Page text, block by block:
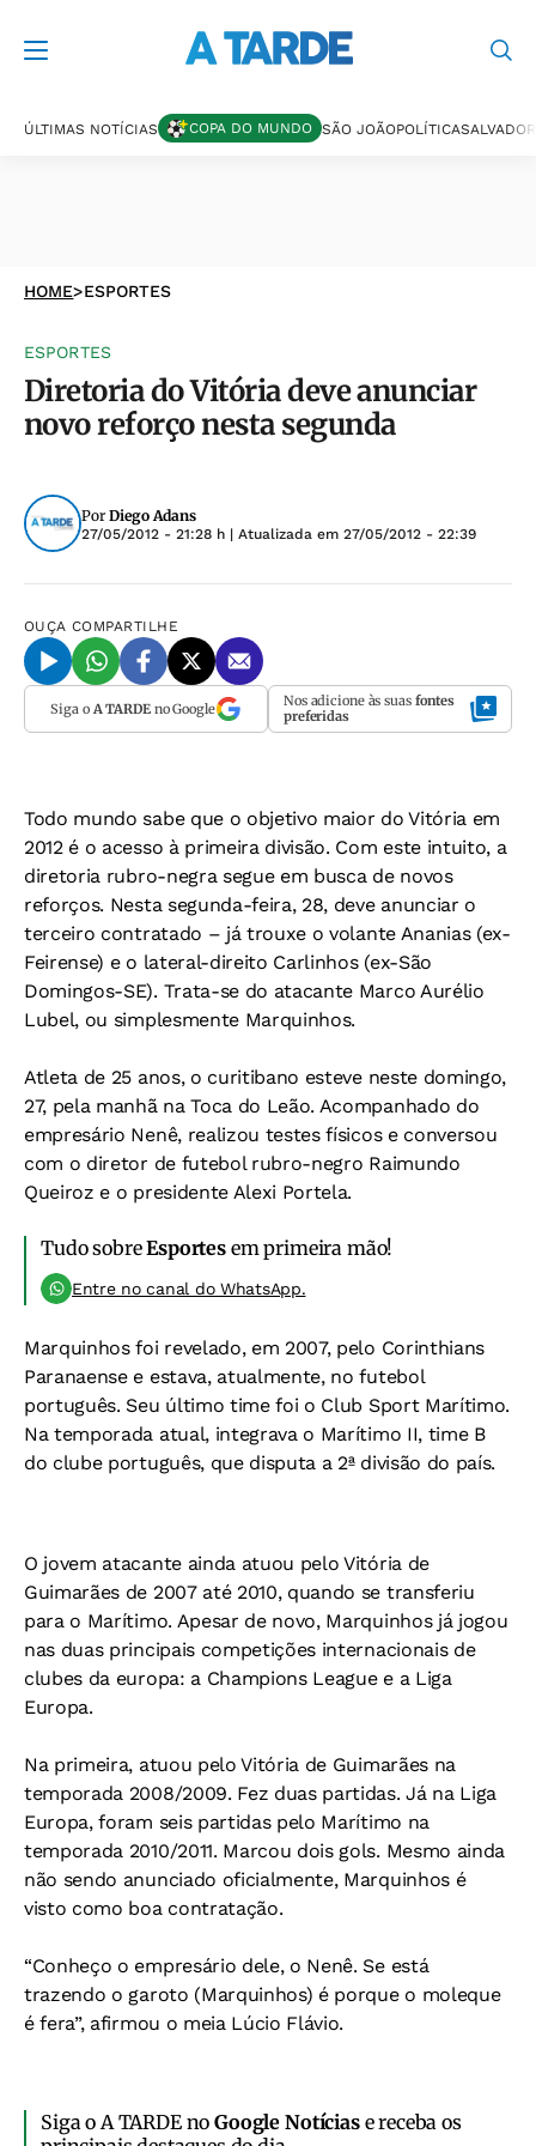
ÚLTIMAS NOTÍCIAS COPA DO MUNDO SÃO JOÃOPOLÍTICASALVADOR
HOME>ESPORTES
ESPORTES
Diretoria do Vitória deve anunciar
novo reforço nesta segunda
Por Diego Adans
27/05/2012 - 21:28 h | Atualizada em 27/05/2012 - 22:39
OUÇA COMPARTILHE
Siga o A TARDEno Google Nos adicione às suas fontes
preferidas
Todo mundo sabe que o objetivo maior do Vitória em
2012 é o acesso à primeira divisão. Com este intuito, a
diretoria rubro-negra segue em busca de novos
reforços. Nesta segunda-feira, 28, deve anunciar o
terceiro contratado – já trouxe o volante Ananias (ex-
Feirense) e o lateral-direito Carlinhos (ex-São
Domingos-SE). Trata-se do atacante Marco Aurélio
Lubel, ou simplesmente Marquinhos.
Atleta de 25 anos, o curitibano esteve neste domingo,
27, pela manhã na Toca do Leão. Acompanhado do
empresário Nenê, realizou testes físicos e conversou
com o diretor de futebol rubro-negro Raimundo
Queiroz e o presidente Alexi Portela.
Tudo sobreEsportesem primeira mão!
Entre no canal do WhatsApp.
Marquinhos foi revelado, em 2007, pelo Corinthians
Paranaense e estava, atualmente, no futebol
português. Seu último time foi o Club Sport Marítimo.
Na temporada atual, integrava o Marítimo II, time B
do clube português, que disputa a 2ª divisão do país.
O jovem atacante ainda atuou pelo Vitória de
Guimarães de 2007 até 2010, quando se transferiu
para o Marítimo. Apesar de novo, Marquinhos já jogou
nas duas principais competições internacionais de
clubes da europa: a Champions League e a Liga
Europa.
Na primeira, atuou pelo Vitória de Guimarães na
temporada 2008/2009. Fez duas partidas. Já na Liga
Europa, foram seis partidas pelo Marítimo na
temporada 2010/2011. Marcou dois gols. Mesmo ainda
não sendo anunciado oficialmente, Marquinhos é
visto como boa contratação.
“Conheço o empresário dele, o Nenê. Se está
trazendo o garoto (Marquinhos) é porque o moleque
é fera”, afirmou o meia Lúcio Flávio.
Siga o A TARDE noGoogle Notíciase receba os